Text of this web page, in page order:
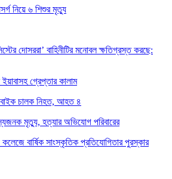
নিয়ে ৬ শিশুর মৃত্যু
দোসররা’ বাহিনীটির মনোবল ক্ষতিগ্রস্ত করছে:
গ্রেপ্তার কালাম
চালক নিহত, আহত ৪
মৃত্যু, হত্যার অভিযোগ পরিবারের
বার্ষিক সাংস্কৃতিক প্রতিযোগিতার পুরস্কার